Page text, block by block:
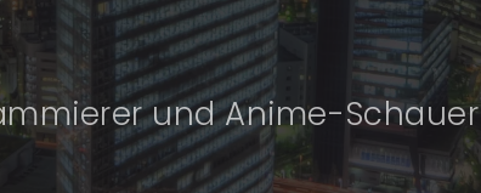
und Anime-Schauer